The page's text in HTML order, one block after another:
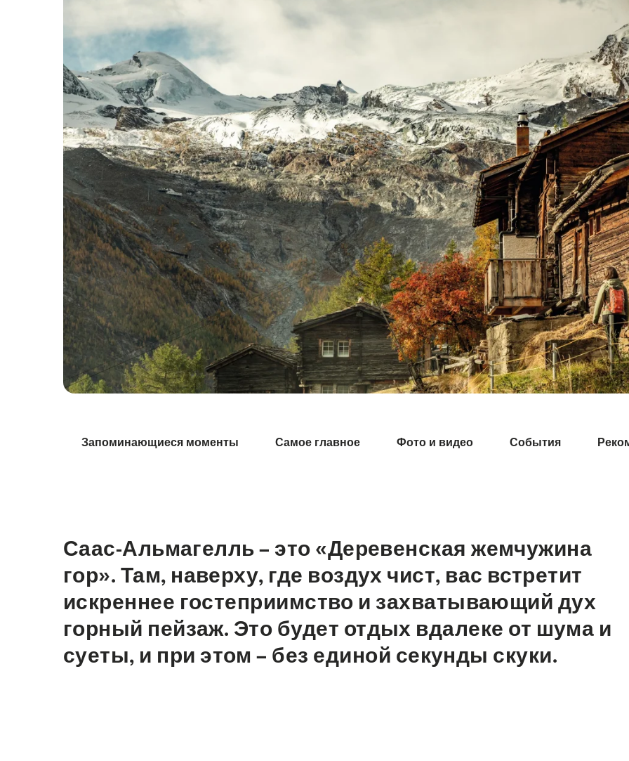
Запоминающиеся моменты Самое главное Фото и видео События
Intro
Саас-Альмагелль – это «Деревенская жемчужина
гор». Там, наверху, где воздух чист, вас встретит
искреннее гостеприимство и захватывающий дух
горный пейзаж. Это будет отдых вдалеке от шума и
суеты, и при этом – без единой секунды скуки.